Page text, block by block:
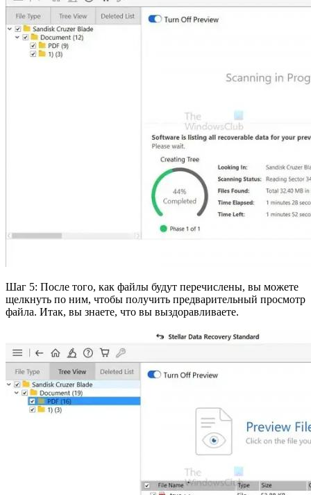
Шаг 5: После того, как файлы будут перечислены, вы можете
щелкнуть по ним, чтобы получить предварительный просмотр
файла. Итак, вы знаете, что вы выздоравливаете.